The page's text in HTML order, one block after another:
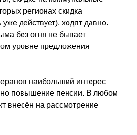
регионах скидка
действует), ходят давно.
без огня не бывает
уровне предложения
наибольший интерес
повышение пенсии. В любом
внесён на рассмотрение